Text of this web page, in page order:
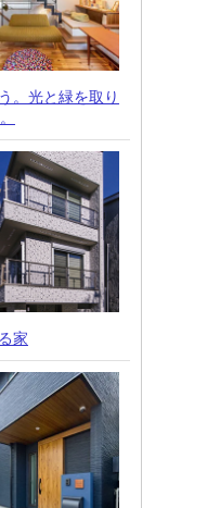
。光と緑を取り
家